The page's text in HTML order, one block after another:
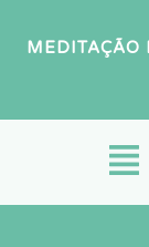
MEDITAÇÃO